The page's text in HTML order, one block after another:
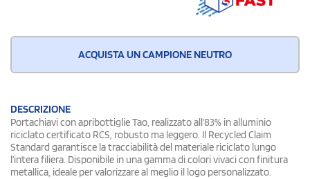
ACQUISTA UN CAMPIONE NEUTRO
DESCRIZIONE
Portachiavi con apribottiglie Tao, realizzato all’83% in alluminio
riciclato certificato RCS, robusto ma leggero. Il Recycled Claim
Standard garantisce la tracciabilità del materiale riciclato lungo
l’intera filiera. Disponibile in una gamma di colori vivaci con finitura
metallica, ideale per valorizzare al meglio il logo personalizzato.